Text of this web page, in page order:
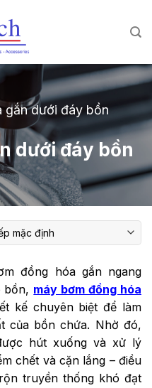
gắn dưới đáy bồn
dưới đáy bồn
đồng hóa gắn ngang
bồn, máy bơm đồng hóa
kế chuyên biệt để làm
của bồn chứa. Nhờ đó,
hút xuống và xử lý
chết và cặn lắng – điều
truyền thống khó đạt